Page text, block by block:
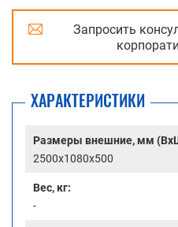
Запросить
ХАРАКТЕРИСТИКИ
Размеры внешние, мм
2500x1080x500
Вес, кг:
-